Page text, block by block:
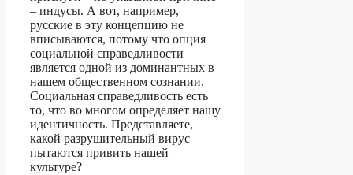
– индусы. А вот, например,
русские в эту концепцию не
вписываются, потому что опция
социальной справедливости
является одной из доминантных в
нашем общественном сознании.
Социальная справедливость есть
то, что во многом определяет нашу
идентичность. Представляете,
какой разрушительный вирус
пытаются привить нашей
культуре?